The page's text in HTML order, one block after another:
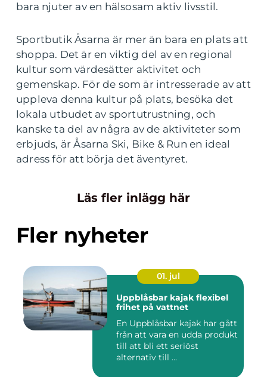
bara njuter av en hälsosam aktiv livsstil.
Sportbutik Åsarna är mer än bara en plats att
shoppa. Det är en viktig del av en regional
kultur som värdesätter aktivitet och
gemenskap. För de som är intresserade av att
uppleva denna kultur på plats, besöka det
lokala utbudet av sportutrustning, och
kanske ta del av några av de aktiviteter som
erbjuds, är Åsarna Ski, Bike & Run en ideal
adress för att börja det äventyret.
Läs fler inlägg här
Fler nyheter
01. jul
Uppblåsbar kajak flexibel
frihet på vattnet
En Uppblåsbar kajak har gått
från att vara en udda produkt
till att bli ett seriöst
alternativ till ...